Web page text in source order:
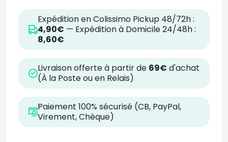
Expédition en Colissimo Pickup 48/72h :
4,90€ — Expédition à Domicile 24/48h :
8,60€
Livraison offerte à partir de 69€ d'achat
(À la Poste ou en Relais)
Paiement 100% sécurisé (CB, PayPal,
Virement, Chèque)